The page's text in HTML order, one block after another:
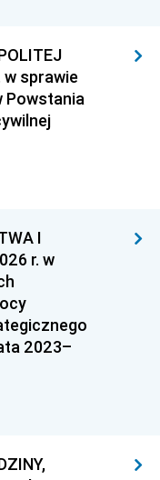
w sprawie
Powstania
I
r. w
2023–